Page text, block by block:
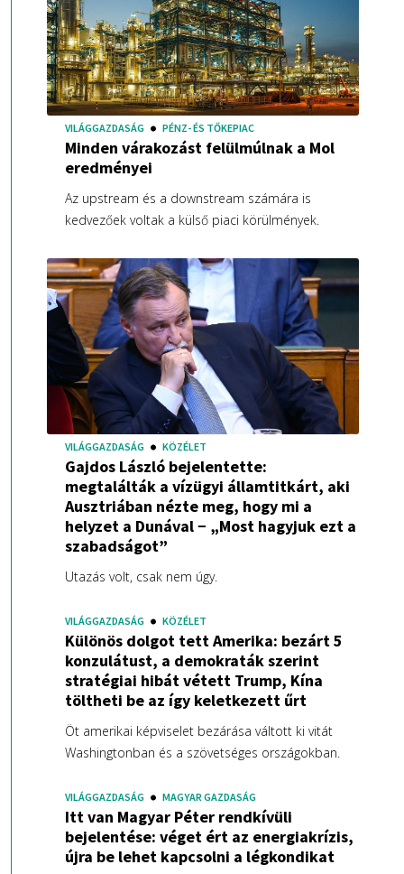
VILÁGGAZDASÁG PÉNZ- ÉS TŐKEPIAC
Minden várakozást felülmúlnak a Mol
eredményei
Az upstream és a downstream számára is
kedvezőek voltak a külső piaci körülmények.
VILÁGGAZDASÁG KÖZÉLET
Gajdos László bejelentette:
megtalálták a vízügyi államtitkárt, aki
Ausztriában nézte meg, hogy mi a
helyzet a Dunával − „Most hagyjuk ezt a
szabadságot”
Utazás volt, csak nem úgy.
VILÁGGAZDASÁG KÖZÉLET
Különös dolgot tett Amerika: bezárt 5
konzulátust, a demokraták szerint
stratégiai hibát vétett Trump, Kína
töltheti be az így keletkezett űrt
Öt amerikai képviselet bezárása váltott ki vitát
Washingtonban és a szövetséges országokban.
VILÁGGAZDASÁG MAGYAR GAZDASÁG
Itt van Magyar Péter rendkívüli
bejelentése: véget ért az energiakrízis,
újra be lehet kapcsolni a légkondikat